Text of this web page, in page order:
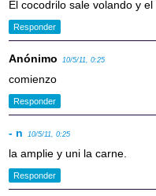
El cocodrilo sale volando y
Responder
Anónimo 10/5/11, 0:25
comienzo
Responder
- n 10/5/11, 0:25
la amplie y uni la carne.
Responder